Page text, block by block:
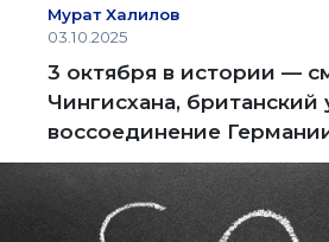
Мурат Халилов
03.10.2025
3 октября в истории —
Чингисхана, британский
воссоединение